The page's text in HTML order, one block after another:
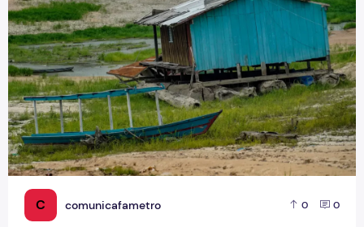
C comunicafametro 0 0